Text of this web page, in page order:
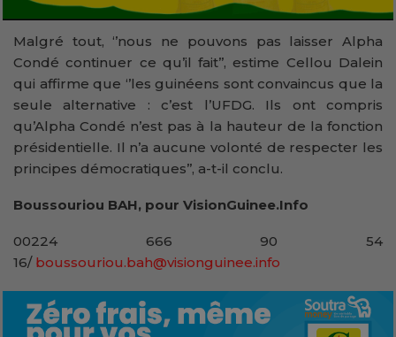
Malgré tout, ‘’nous ne pouvons pas laisser Alpha
Condé continuer ce qu’il fait’’, estime Cellou Dalein
qui affirme que ‘’les guinéens sont convaincus que la
seule alternative : c’est l’UFDG. Ils ont compris
qu’Alpha Condé n’est pas à la hauteur de la fonction
présidentielle. Il n’a aucune volonté de respecter les
principes démocratiques’’, a-t-il conclu.
Boussouriou BAH, pour VisionGuinee.Info
00224 666 90 54
16/ boussouriou.bah@visionguinee.info